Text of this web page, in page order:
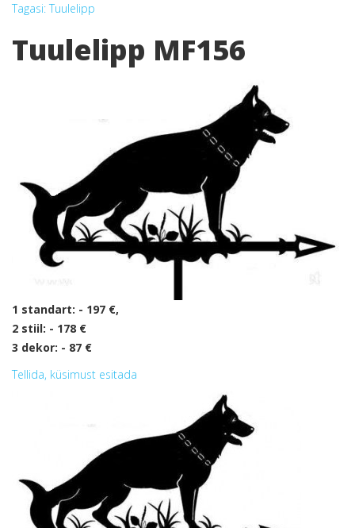
Tagasi: Tuulelipp
Tuulelipp MF156
1 standart: - 197 €,
2 stiil: - 178 €
3 dekor: - 87 €
Tellida, küsimust esitada